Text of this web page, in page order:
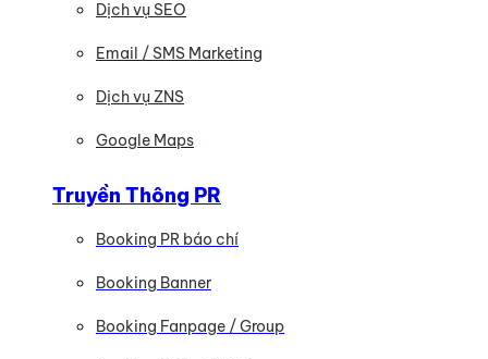
Dịch vụ SEO
Email / SMS Marketing
Dịch vụ ZNS
Google Maps
Truyền Thông PR
Booking PR báo chí
Booking Banner
Booking Fanpage / Group